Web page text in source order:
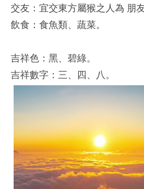
交友：宜交東方屬猴之人為 朋友
飲食：食魚類、蔬菜。
吉祥色：黑、碧綠。
吉祥數字：三、四、八。